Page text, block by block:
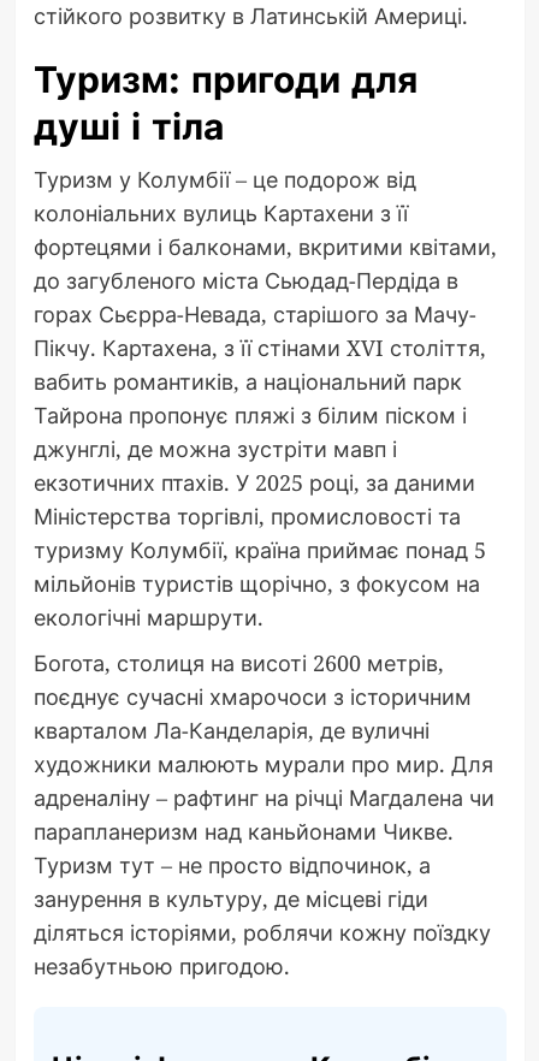
стійкого розвитку в Латинській Америці.
Туризм: пригоди для
душі і тіла
Туризм у Колумбії – це подорож від
колоніальних вулиць Картахени з її
фортецями і балконами, вкритими квітами,
до загубленого міста Сьюдад-Пердіда в
горах Сьєрра-Невада, старішого за Мачу-
Пікчу. Картахена, з її стінами XVI століття,
вабить романтиків, а національний парк
Тайрона пропонує пляжі з білим піском і
джунглі, де можна зустріти мавп і
екзотичних птахів. У 2025 році, за даними
Міністерства торгівлі, промисловості та
туризму Колумбії, країна приймає понад 5
мільйонів туристів щорічно, з фокусом на
екологічні маршрути.
Богота, столиця на висоті 2600 метрів,
поєднує сучасні хмарочоси з історичним
кварталом Ла-Канделарія, де вуличні
художники малюють мурали про мир. Для
адреналіну – рафтинг на річці Магдалена чи
парапланеризм над каньйонами Чикве.
Туризм тут – не просто відпочинок, а
занурення в культуру, де місцеві гіди
діляться історіями, роблячи кожну поїздку
незабутньою пригодою.